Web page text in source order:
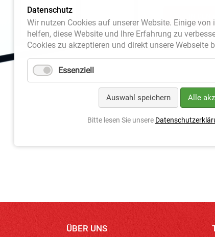
ÜBER UNS
Datenschutz
Wir nutzen Cookies auf unserer Website. Einige
helfen, diese Website und Ihre Erfahrung zu
Cookies zu akzeptieren und direkt unsere Webseite
Essenziell
Auswahl speichern Alle
Bitte lesen Sie unsere